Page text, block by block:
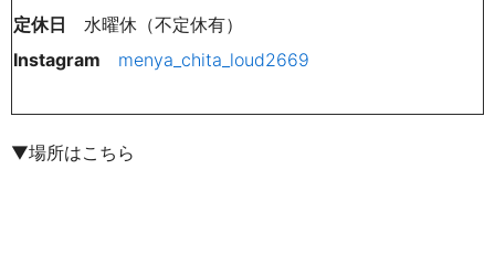
定休日 水曜休（不定休有）
Instagram menya_chita_loud2669
▼場所はこちら